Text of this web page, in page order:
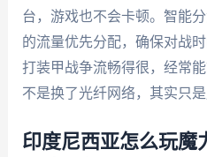
台，游戏也不会卡顿。智能
的流量优先分配，确保对战
打装甲战争流畅得很，经常
不是换了光纤网络，其实只
印度尼西亚怎么玩魔